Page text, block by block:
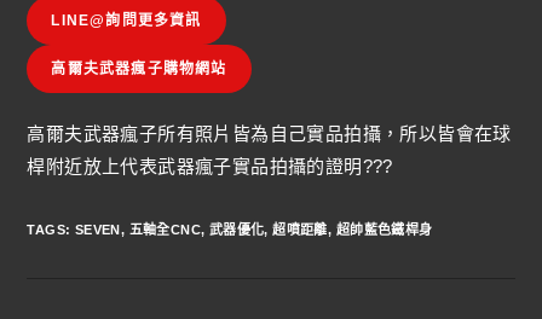
LINE@詢問更多資訊
高爾夫武器瘋子購物網站
高爾夫武器瘋子所有照片皆為自己實品拍攝，所以皆會在球
桿附近放上代表武器瘋子實品拍攝的證明???
TAGS: SEVEN, 五軸全CNC, 武器優化, 超噴距離, 超帥藍色鐵桿身